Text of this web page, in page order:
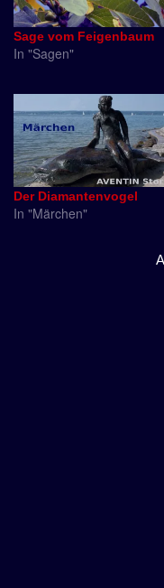
Sage vom Feigenbaum
In "Sagen"
Der Diamantenvogel
In "Märchen"